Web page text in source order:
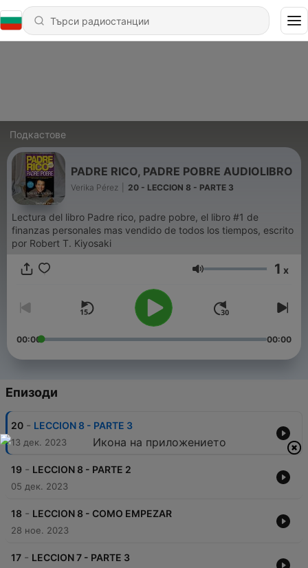
Подкастове
PADRE RICO, PADRE POBRE AUDIOLIBRO
Verika Pérez 20 - LECCION 8 - PARTE 3
Lectura del libro Padre rico, padre pobre, el libro #1 de
finanzas personales mas vendido de todos los tiempos, escrito
por Robert T. Kiyosaki
Сила на звука
1 x
00:00 00:00
Епизоди
20 - LECCION 8 - PARTE 3
13 дек. 2023
19 - LECCION 8 - PARTE 2
05 дек. 2023
18 - LECCION 8 - COMO EMPEZAR
28 ное. 2023
17 - LECCION 7 - PARTE 3